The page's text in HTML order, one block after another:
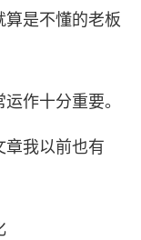
算是不懂的老板
作十分重要。
章我以前也有